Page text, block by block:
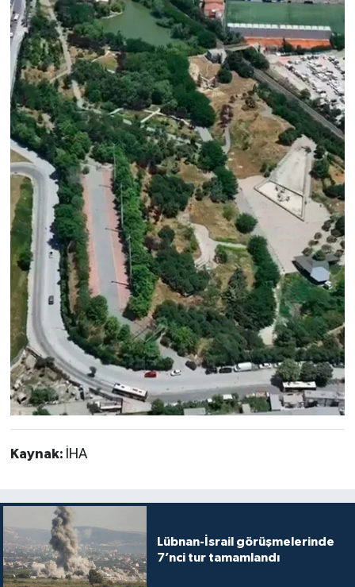
Kaynak: İHA
Lübnan-İsrail görüşmelerinde
7’nci tur tamamlandı